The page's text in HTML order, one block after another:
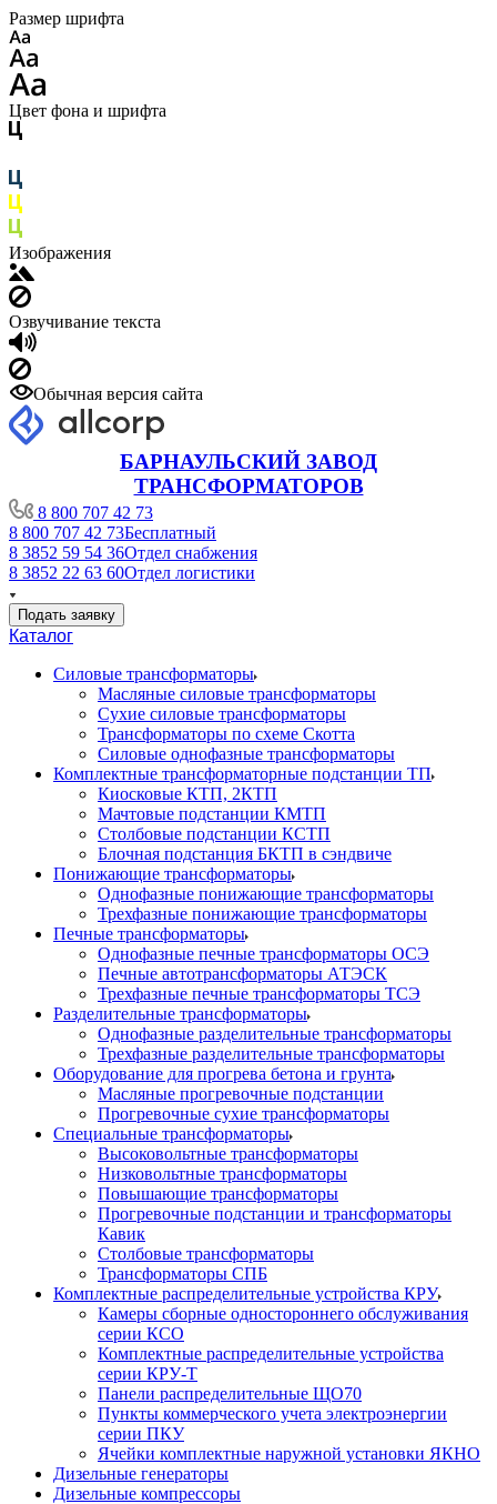
Размер шрифта
Цвет фона и шрифта
Изображения
Озвучивание текста
Обычная версия сайта
БАРНАУЛЬСКИЙ ЗАВОД
ТРАНСФОРМАТОРОВ
8 800 707 42 73
8 800 707 42 73Бесплатный
8 3852 59 54 36Отдел снабжения
8 3852 22 63 60Отдел логистики
Подать заявку
Каталог
Силовые трансформаторы
Масляные силовые трансформаторы
Сухие силовые трансформаторы
Трансформаторы по схеме Скотта
Силовые однофазные трансформаторы
Комплектные трансформаторные подстанции ТП
Киосковые КТП, 2КТП
Мачтовые подстанции КМТП
Столбовые подстанции КСТП
Блочная подстанция БКТП в сэндвиче
Понижающие трансформаторы
Однофазные понижающие трансформаторы
Трехфазные понижающие трансформаторы
Печные трансформаторы
Однофазные печные трансформаторы ОСЭ
Печные автотрансформаторы АТЭСК
Трехфазные печные трансформаторы ТСЭ
Разделительные трансформаторы
Однофазные разделительные трансформаторы
Трехфазные разделительные трансформаторы
Оборудование для прогрева бетона и грунта
Масляные прогревочные подстанции
Прогревочные сухие трансформаторы
Специальные трансформаторы
Высоковольтные трансформаторы
Низковольтные трансформаторы
Повышающие трансформаторы
Прогревочные подстанции и трансформаторы
Кавик
Столбовые трансформаторы
Трансформаторы СПБ
Комплектные распределительные устройства КРУ
Камеры сборные одностороннего обслуживания
серии КСО
Комплектные распределительные устройства
серии КРУ-Т
Панели распределительные ЩО70
Пункты коммерческого учета электроэнергии
серии ПКУ
Ячейки комплектные наружной установки ЯКНО
Дизельные генераторы
Дизельные компрессоры